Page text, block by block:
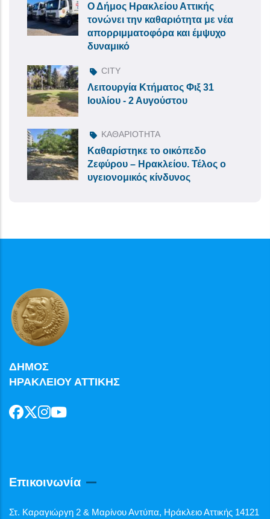
Ο Δήμος Ηρακλείου Αττικής
τονώνει την καθαριότητα με νέα
απορριμματοφόρα και έμψυχο
δυναμικό
CITY
Λειτουργία Κτήματος Φιξ 31
Ιουλίου - 2 Αυγούστου
ΚΑΘΑΡΙΟΤΗΤΑ
Καθαρίστηκε το οικόπεδο
Ζεφύρου – Ηρακλείου. Τέλος ο
υγειονομικός κίνδυνος
ΔΗΜΟΣ
ΗΡΑΚΛΕΙΟΥ ΑΤΤΙΚΗΣ
Επικοινωνία
Στ. Καραγιώργη 2 & Μαρίνου Αντύπα, Ηράκλειο Αττικής 14121